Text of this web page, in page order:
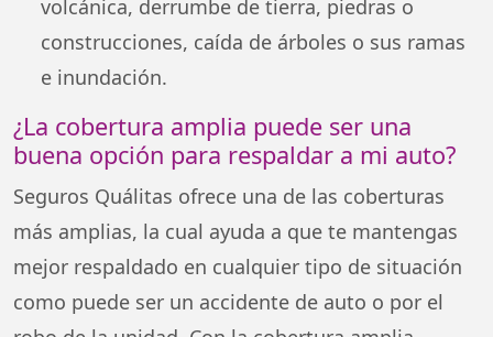
volcánica, derrumbe de tierra, piedras o
construcciones, caída de árboles o sus ramas
e inundación.
¿La cobertura amplia puede ser una
buena opción para respaldar a mi auto?
Seguros Quálitas ofrece una de las coberturas
más amplias, la cual ayuda a que te mantengas
mejor respaldado en cualquier tipo de situación
como puede ser un accidente de auto o por el